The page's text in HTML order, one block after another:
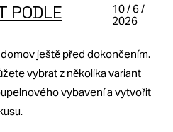
PODLE
10 / 6 /
2026
ještě před dokončením.
vybrat z několika variant
vybavení a vytvořit